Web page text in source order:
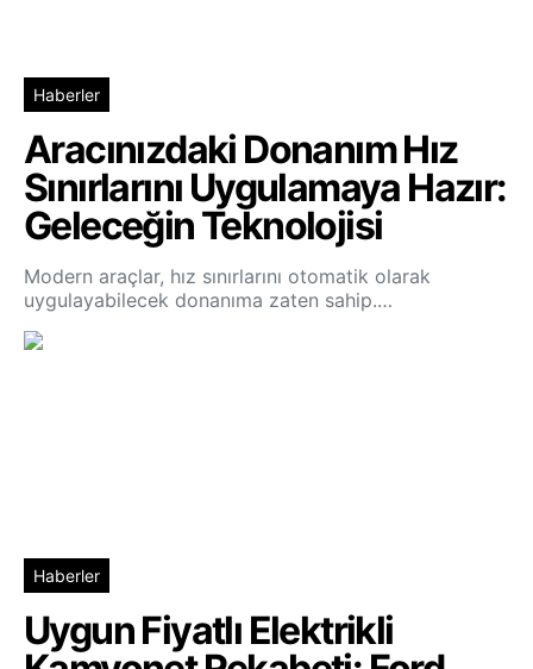
Haberler
Aracınızdaki Donanım Hız
Sınırlarını Uygulamaya Hazır:
Geleceğin Teknolojisi
Modern araçlar, hız sınırlarını otomatik olarak
uygulayabilecek donanıma zaten sahip.…
Haberler
Uygun Fiyatlı Elektrikli